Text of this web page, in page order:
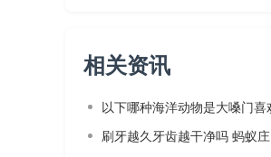
相关资讯
以下哪种海洋动物是大嗓门喜欢成群结队行
刷牙越久牙齿越干净吗 蚂蚁